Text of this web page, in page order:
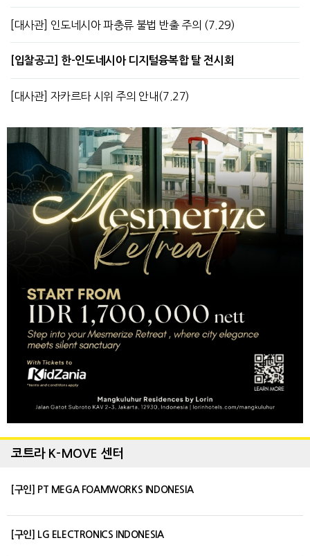
[대사관] 인도네시아 파충류 불법 반출 주의 (7.29)
[입찰공고] 한-인도네시아 디지털융복합 탈 전시회
[대사관] 자카르타 시위 주의 안내(7.27)
코트라 K-MOVE 센터
[구인] PT MEGA FOAMWORKS INDONESIA
[구인] LG ELECTRONICS INDONESIA